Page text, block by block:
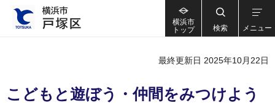
横浜市
トップ
検索 メニュー
最終更新日 2025年10月22日
こどもと遊ぼう・仲間をみつけよう